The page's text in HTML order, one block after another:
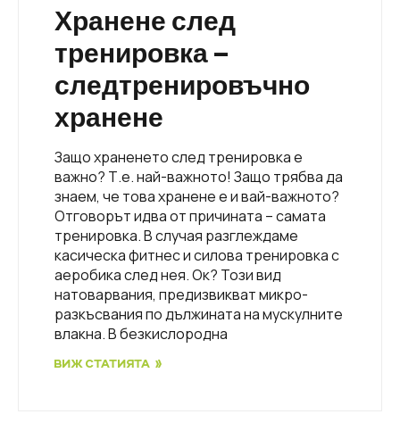
Хранене след
тренировка –
следтренировъчно
хранене
Защо храненето след тренировка е
важно? Т.е. най-важното! Защо трябва да
знаем, че това хранене е и вай-важното?
Отговорът идва от причината – самата
тренировка. В случая разглеждаме
касическа фитнес и силова тренировка с
аеробика след нея. Ок? Този вид
натоварвания, предизвикват микро-
разкъсвания по дължината на мускулните
влакна. В безкислородна
ВИЖ СТАТИЯТА »